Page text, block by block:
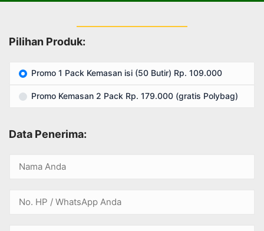
Pilihan Produk:
Promo 1 Pack Kemasan isi (50 Butir) Rp. 109.000
Promo Kemasan 2 Pack Rp. 179.000 (gratis Polybag)
Data Penerima: